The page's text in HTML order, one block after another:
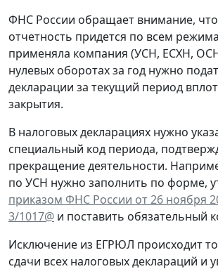
ФНС России обращает внимание, что
отчетность придется по всем
применяла компания (УСН, ЕСХН,
нулевых оборотах за год нужно
декларации за текущий период
закрытия.
В налоговых декларациях нужно
специальный код периода,
прекращение деятельности.
по УСН нужно заполнить по форме,
приказом ФНС России от 26 ноября
3/1017@ и поставить обязательный
Исключение из ЕГРЮЛ происходит
сдачи всех налоговых деклараций и